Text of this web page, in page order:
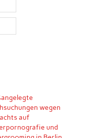
wegen
auf
und